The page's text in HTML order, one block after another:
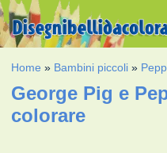
Home » Bambini piccoli »
George Pig e
colorare